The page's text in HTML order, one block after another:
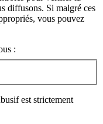
diffusons. Si malgré ces
vous pouvez
:
est strictement